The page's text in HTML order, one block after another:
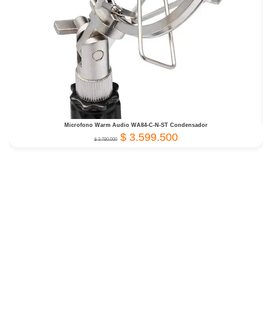
Microfono Warm Audio WA84-C-N-ST Condensador
$3.790.000 $ 3.599.500